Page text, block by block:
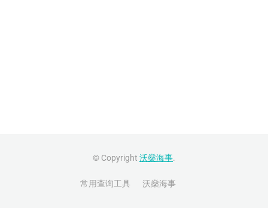
© Copyright 沃燊海事.
常用查询工具 沃燊海事